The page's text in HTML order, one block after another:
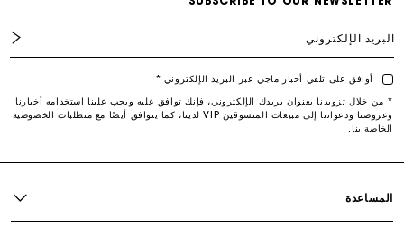
المساعدة
البريد الإلكتروني
أوافق على تلقي أخبار ماجي عبر البريد الإلكتروني *
* من خلال تزويدنا بعنوان بريدك الإلكتروني، فإنك توافق عليه ويجب علينا استخدامه أخبارنا
وعروضنا ودعواتنا إلى مبيعات المتسوقين VIP لدينا، كما يتوافق أيضًا مع متطلبات الخصوصية
الخاصة بنا.